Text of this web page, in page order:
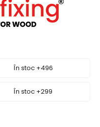
În stoc +496
În stoc +299